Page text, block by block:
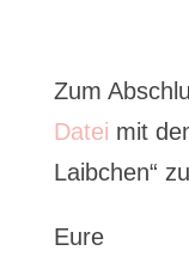
Zum
Datei mit
Laibchen“
Eure